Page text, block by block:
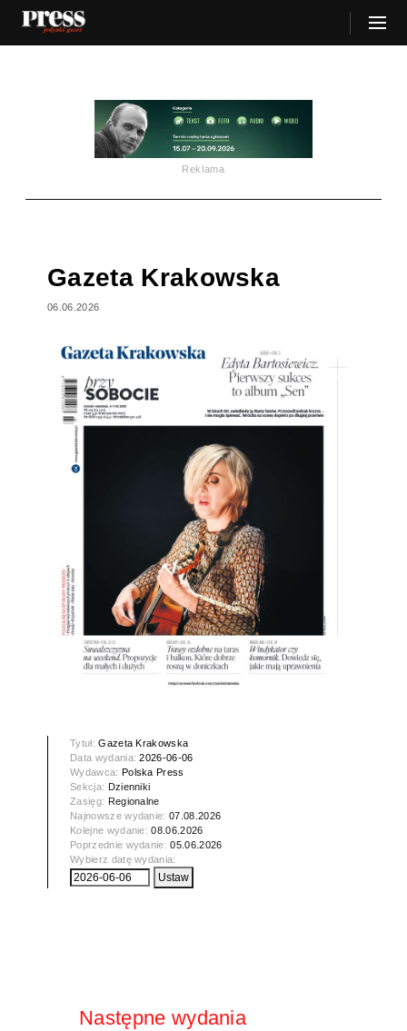
Reklama
Gazeta Krakowska
06.06.2026
Tytuł:Gazeta Krakowska
Data wydania:2026-06-06
Wydawca: Polska Press
Sekcja: Dzienniki
Zasięg: Regionalne
Najnowsze wydanie:07.08.2026
Kolejne wydanie:08.06.2026
Poprzednie wydanie:05.06.2026
Wybierz datę wydania:
Następne wydania